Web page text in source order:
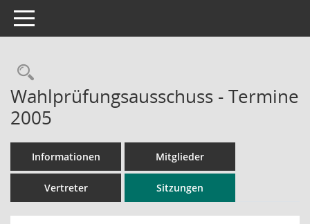
Toggle navigation
Rechercheauswahl
Wahlprüfungsausschuss - Termine
2005
Informationen Mitglieder
Vertreter Sitzungen